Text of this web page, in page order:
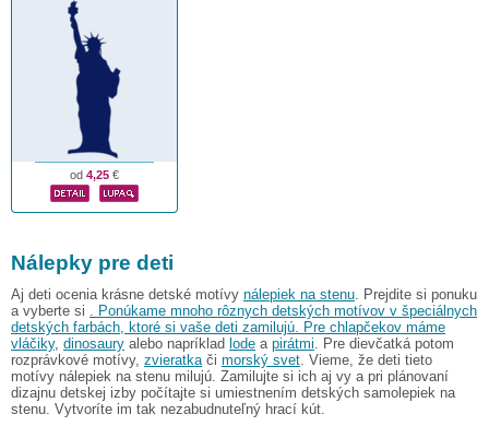
od 4,25 €
Nálepky pre deti
Aj deti ocenia krásne detské motívy nálepiek na stenu . Prejdite si ponuku
a vyberte si
. Ponúkame mnoho rôznych detských motívov v špeciálnych
detských farbách, ktoré si vaše deti zamilujú. Pre chlapčekov máme
vláčiky, dinosaury alebo napríklad lode a pirátmi . Pre dievčatká potom
rozprávkové motívy, zvieratka či morský svet . Vieme, že deti tieto
motívy nálepiek na stenu milujú. Zamilujte si ich aj vy a pri plánovaní
dizajnu detskej izby počítajte si umiestnením detských samolepiek na
stenu. Vytvoríte im tak nezabudnuteľný hrací kút.